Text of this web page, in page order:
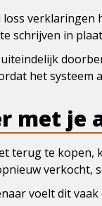
verklaringen
schrijven in
het systeem
met je
terug te kopen,
verkocht,
voelt dit